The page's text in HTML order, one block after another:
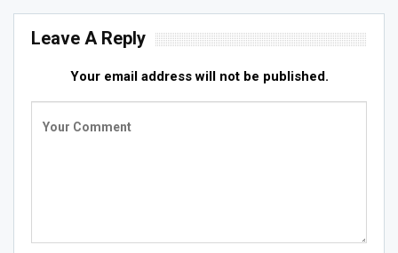
Leave A Reply
Your email address will not be published.